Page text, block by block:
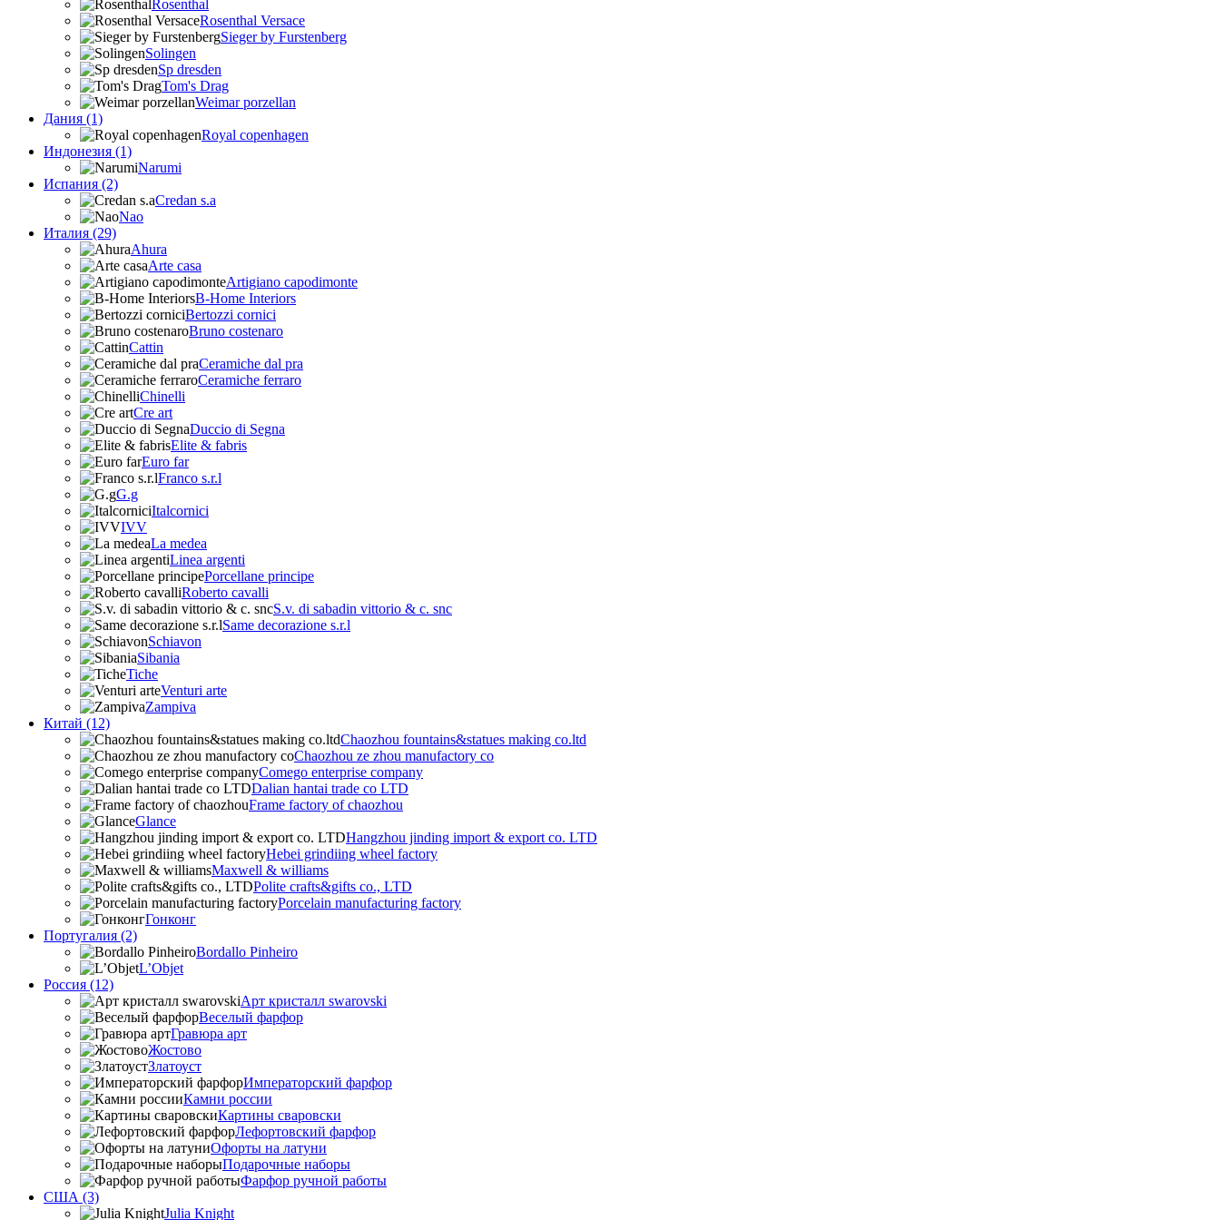
Rosenthal
Rosenthal Versace
Sieger by Furstenberg
Solingen
Sp dresden
Tom's Drag
Weimar porzellan
Дания (1)
Royal copenhagen
Индонезия (1)
Narumi
Испания (2)
Credan s.a
Nao
Италия (29)
Ahura
Arte casa
Artigiano capodimonte
B-Home Interiors
Bertozzi cornici
Bruno costenaro
Cattin
Ceramiche dal pra
Ceramiche ferraro
Chinelli
Cre art
Duccio di Segna
Elite & fabris
Euro far
Franco s.r.l
G.g
Italcornici
IVV
La medea
Linea argenti
Porcellane principe
Roberto cavalli
S.v. di sabadin vittorio & c. snc
Same decorazione s.r.l
Schiavon
Sibania
Tiche
Venturi arte
Zampiva
Китай (12)
Chaozhou fountains&statues making co.ltd
Chaozhou ze zhou manufactory co
Comego enterprise company
Dalian hantai trade co LTD
Frame factory of chaozhou
Glance
Hangzhou jinding import & export co. LTD
Hebei grindiing wheel factory
Maxwell & williams
Polite crafts&gifts co., LTD
Porcelain manufacturing factory
Гонконг
Португалия (2)
Bordallo Pinheiro
L’Objet
Россия (12)
Арт кристалл swarovski
Веселый фарфор
Гравюра арт
Жостово
Златоуст
Императорский фарфор
Камни россии
Картины сваровски
Лефортовский фарфор
Офорты на латуни
Подарочные наборы
Фарфор ручной работы
США (3)
Julia Knight